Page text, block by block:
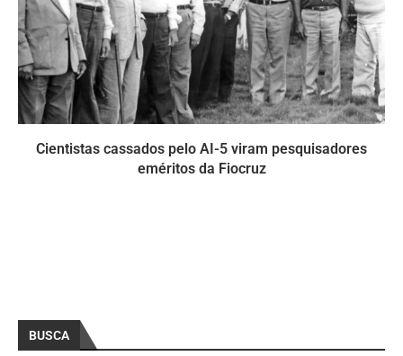
Cientistas cassados pelo AI-5 viram pesquisadores
eméritos da Fiocruz
BUSCA